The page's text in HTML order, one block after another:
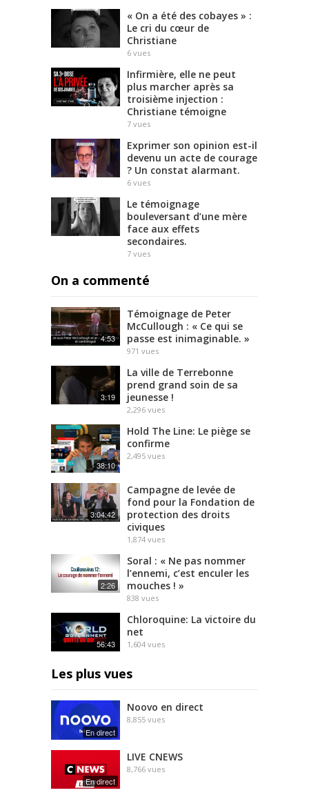
« On a été des cobayes » :
Le cri du cœur de
Christiane
6 vues
Infirmière, elle ne peut
plus marcher après sa
troisième injection :
Christiane témoigne
7 vues
Exprimer son opinion est-il
devenu un acte de courage
? Un constat alarmant.
6 vues
Le témoignage
bouleversant d’une mère
face aux effets
secondaires.
7 vues
On a commenté
4:53
Témoignage de Peter
McCullough : « Ce qui se
passe est inimaginable. »
971 vues
3:19
La ville de Terrebonne
prend grand soin de sa
jeunesse !
2,296 vues
38:10
Hold The Line: Le piège se
confirme
2,495 vues
3:04:42
Campagne de levée de
fond pour la Fondation de
protection des droits
civiques
1,874 vues
2:26
Soral : « Ne pas nommer
l’ennemi, c’est enculer les
mouches ! »
838 vues
56:43
Chloroquine: La victoire du
net
1,604 vues
Les plus vues
En direct
Noovo en direct
8,855 vues
En direct
LIVE CNEWS
8,766 vues